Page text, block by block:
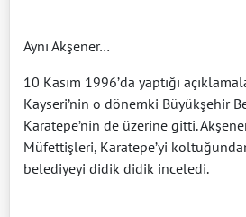
Aynı Akşener…
10 Kasım 1996’da yaptığı
Kayseri’nin o dönemki Büyükşehir
Karatepe’nin de üzerine gitti.
Müfettişleri, Karatepe’yi
belediyeyi didik didik inceledi.